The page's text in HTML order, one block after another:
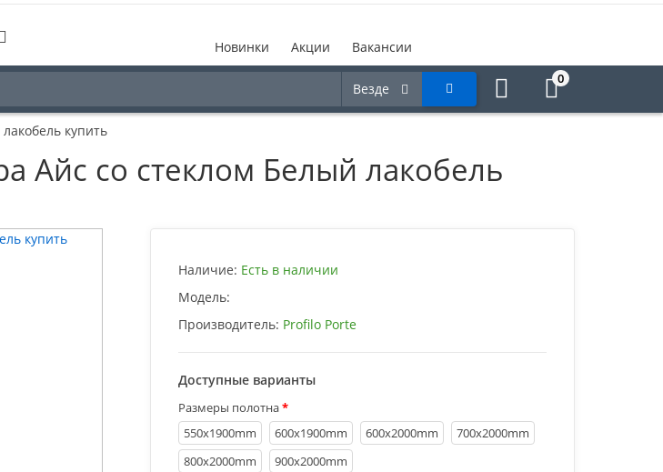
Новинки Акции Вакансии
Везде
0
купить
Айс со стеклом Белый лакобель
Наличие: Есть в наличии
Модель:
Производитель: Profilo Porte
Доступные варианты
Размеры полотна
550х1900mm
600х1900mm 600х2000mm
700х2000mm
800х2000mm
900х2000mm